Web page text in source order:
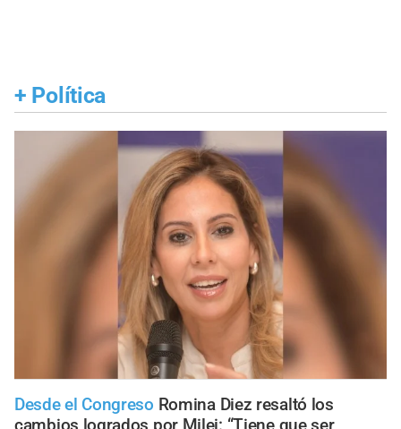
+ Política
Desde el Congreso Romina Diez resaltó los